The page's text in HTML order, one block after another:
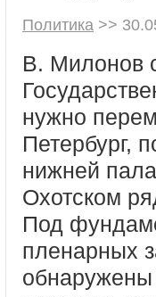
Политика >>
В. Милонов
нужно
Петербург,
нижней
Охотском
Под
пленарных
обнаружены